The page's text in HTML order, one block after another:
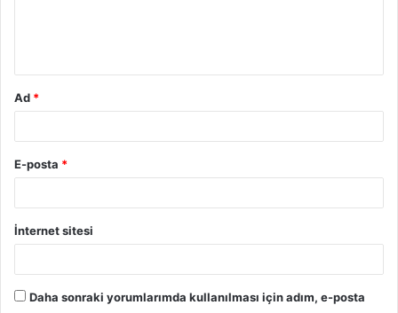
Ad *
E-posta *
İnternet sitesi
Daha sonraki yorumlarımda kullanılması için adım, e-posta